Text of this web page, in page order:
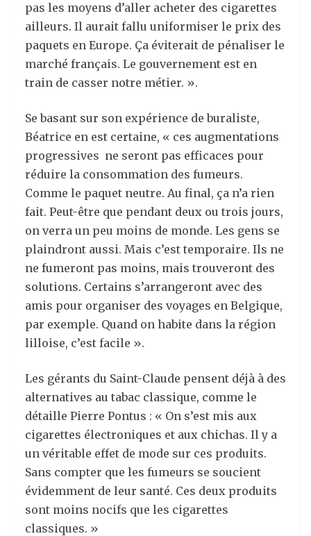
pas les moyens d’aller acheter des cigarettes
ailleurs. Il aurait fallu uniformiser le prix des
paquets en Europe. Ça éviterait de pénaliser le
marché français. Le gouvernement est en
train de casser notre métier. ».
Se basant sur son expérience de buraliste,
Béatrice en est certaine, « ces augmentations
progressives ne seront pas efficaces pour
réduire la consommation des fumeurs.
Comme le paquet neutre. Au final, ça n’a rien
fait. Peut-être que pendant deux ou trois jours,
on verra un peu moins de monde. Les gens se
plaindront aussi. Mais c’est temporaire. Ils ne
ne fumeront pas moins, mais trouveront des
solutions. Certains s’arrangeront avec des
amis pour organiser des voyages en Belgique,
par exemple. Quand on habite dans la région
lilloise, c’est facile ».
Les gérants du Saint-Claude pensent déjà à des
alternatives au tabac classique, comme le
détaille Pierre Pontus : « On s’est mis aux
cigarettes électroniques et aux chichas. Il y a
un véritable effet de mode sur ces produits.
Sans compter que les fumeurs se soucient
évidemment de leur santé. Ces deux produits
sont moins nocifs que les cigarettes
classiques. »